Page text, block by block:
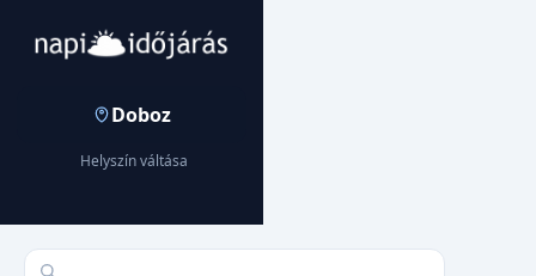
Doboz
Helyszín váltása
Település keresése